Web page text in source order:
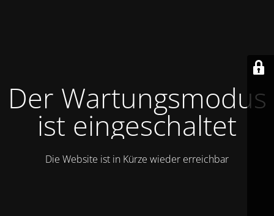
Der Wartungsmodus
ist eingeschaltet
Die Website ist in Kürze wieder erreichbar